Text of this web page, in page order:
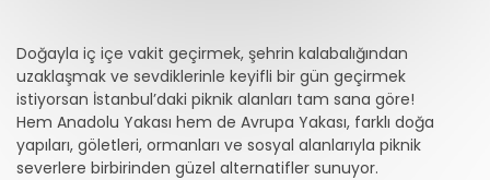
Doğayla iç içe vakit geçirmek, şehrin kalabalığından
uzaklaşmak ve sevdiklerinle keyifli bir gün geçirmek
istiyorsan İstanbul’daki piknik alanları tam sana göre!
Hem Anadolu Yakası hem de Avrupa Yakası, farklı doğa
yapıları, göletleri, ormanları ve sosyal alanlarıyla piknik
severlere birbirinden güzel alternatifler sunuyor.